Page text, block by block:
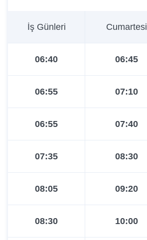
08:55 15:00
09:20 15:30
09:45 16:10
10:10 16:50
10:35 17:30
11:00 18:00
11:20 18:40
İş Günleri Cumartesi
06:40 06:45
06:55 07:10
06:55 07:40
07:35 08:30
08:05 09:20
08:30 10:00